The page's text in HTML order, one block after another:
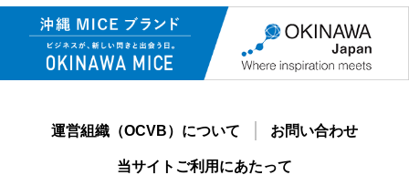
運営組織（OCVB）について お問い合わせ
当サイトご利用にあたって